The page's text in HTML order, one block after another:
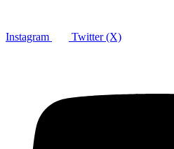
Instagram Twitter (X)